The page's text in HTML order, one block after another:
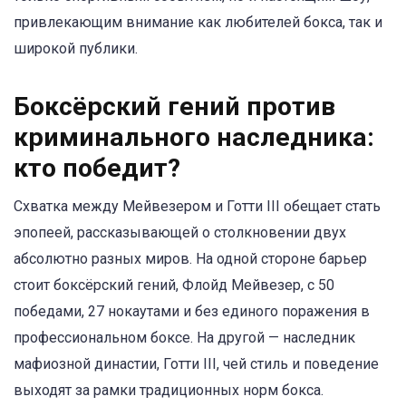
привлекающим внимание как любителей бокса, так и
широкой публики.
Боксёрский гений против
криминального наследника:
кто победит?
Схватка между Мейвезером и Готти III обещает стать
эпопеей, рассказывающей о столкновении двух
абсолютно разных миров. На одной стороне барьер
стоит боксёрский гений, Флойд Мейвезер, с 50
победами, 27 нокаутами и без единого поражения в
профессиональном боксе. На другой — наследник
мафиозной династии, Готти III, чей стиль и поведение
выходят за рамки традиционных норм бокса.